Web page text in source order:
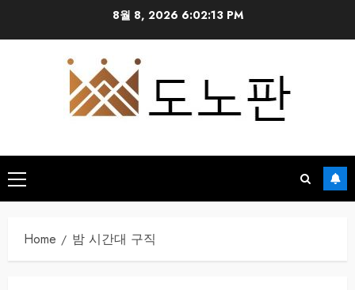
8월 8, 2026 6:02:13 PM
Primary
Menu
Home 밤 시간대 구직